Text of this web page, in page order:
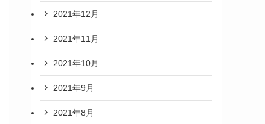
2021年12月
2021年11月
2021年10月
2021年9月
2021年8月